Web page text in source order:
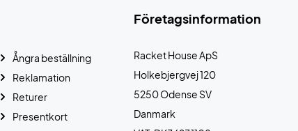
Företagsinformation
Racket House ApS
Holkebjergvej 120
5250 Odense SV
Danmark
Ångra beställning
Reklamation
Returer
Presentkort